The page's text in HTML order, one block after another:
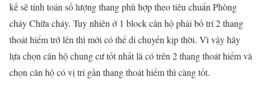
kế sẽ tính toán số lượng thang phù hợp theo tiêu chuẩn Phòng
cháy Chữa cháy. Tuy nhiên ở 1 block căn hộ phải bố trí 2 thang
thoát hiểm trở lên thì mới có thể di chuyển kịp thời. Vì vậy hãy
lựa chọn căn hộ chung cư tốt nhất là có trên 2 thang thoát hiểm và
chọn căn hộ có vị trí gần thang thoát hiểm thì càng tốt.